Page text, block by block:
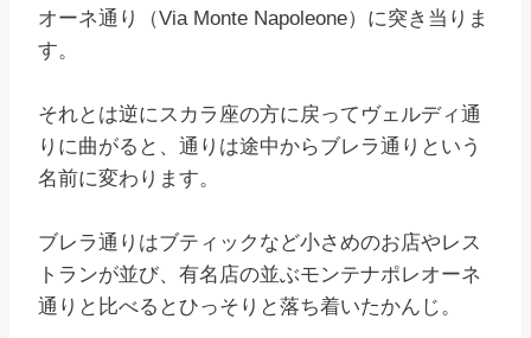
オーネ通り（Via Monte Napoleone）に突き当りま
す。
それとは逆にスカラ座の方に戻ってヴェルディ通
りに曲がると、通りは途中からブレラ通りという
名前に変わります。
ブレラ通りはブティックなど小さめのお店やレス
トランが並び、有名店の並ぶモンテナポレオーネ
通りと比べるとひっそりと落ち着いたかんじ。